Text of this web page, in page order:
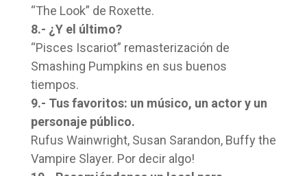
“The Look” de Roxette.
8.- ¿Y el último?
“Pisces Iscariot” remasterización de
Smashing Pumpkins en sus buenos
tiempos.
9.- Tus favoritos: un músico, un actor y un
personaje público.
Rufus Wainwright, Susan Sarandon, Buffy the
Vampire Slayer. Por decir algo!